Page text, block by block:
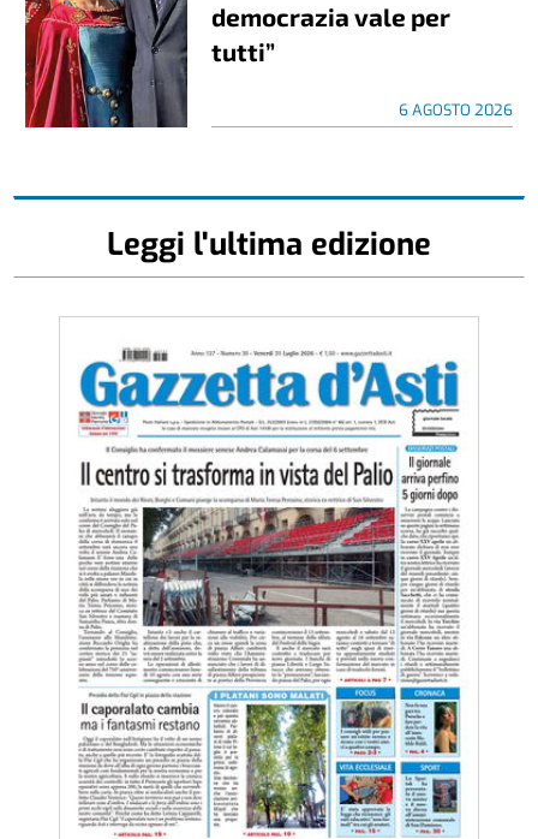
democrazia vale per
tutti”
6 AGOSTO 2026
Leggi l'ultima edizione